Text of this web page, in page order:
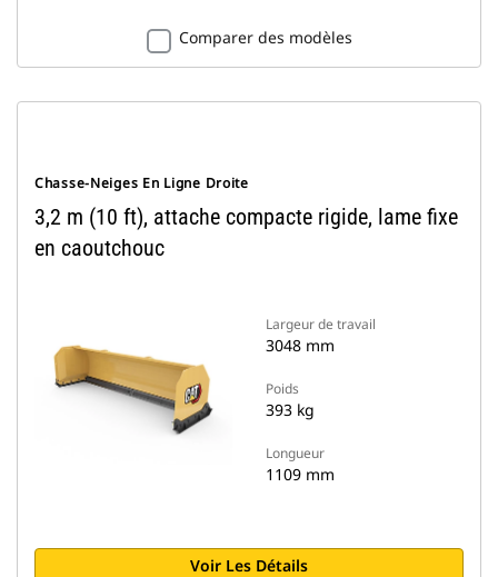
Comparer des modèles
Chasse-Neiges En Ligne Droite
3,2 m (10 ft), attache compacte rigide, lame fixe
en caoutchouc
Largeur de travail
3048 mm
Poids
393 kg
Longueur
1109 mm
Voir Les Détails